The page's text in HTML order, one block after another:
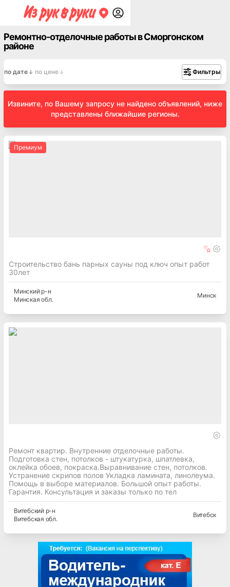
Ремонтно-отделочные работы в Сморгонском
районе
по дате по цене Фильтры
Извините, по Вашему запросу не найдено объявлений, ниже
представлены ближайшие регионы.
Премиум
Строительство бань парных сауны под ключ опыт работ
30лет
Минскийр-н
Минская обл.
Минск
Ремонт квартир. Внутренние отделочные работы.
Подготовка стен, потолков - штукатурка, шпатлевка,
оклейка обоев, покраска.Выравнивание стен, потолков.
Устранение скрипов полов Укладка ламината, линолеума.
Помощь в выборе материалов. Большой опыт работы.
Гарантия. Консультация и заказы только по тел
Витебскийр-н
Витебская обл.
Витебск